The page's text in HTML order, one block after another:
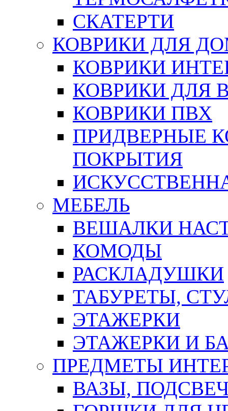
СКАТЕРТИ
КОВРИКИ ДЛЯ
КОВРИКИ
КОВРИКИ ДЛЯ
КОВРИКИ ПВХ
ПРИДВЕРНЫЕ
ПОКРЫТИЯ
МЕБЕЛЬ
ВЕШАЛКИ
КОМОДЫ
РАСКЛАДУШКИ
ТАБУРЕТЫ,
ЭТАЖЕРКИ
ЭТАЖЕРКИ И
ПРЕДМЕТЫ
ВАЗЫ,